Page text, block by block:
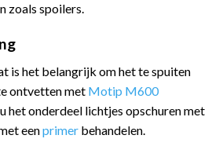
zoals spoilers.
is het belangrijk om het te spuiten
ontvetten met Motip M600
het onderdeel lichtjes opschuren met
eenprimer behandelen.